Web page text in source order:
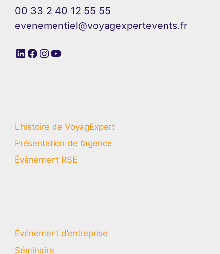
00 33 2 40 12 55 55
evenementiel@voyagexpertevents.fr
LinkedIn
Facebook
Instagram
YouTube
L’histoire de VoyagExpert
Présentation de l’agence
Évènement RSE
Événement d’entreprise
Séminaire